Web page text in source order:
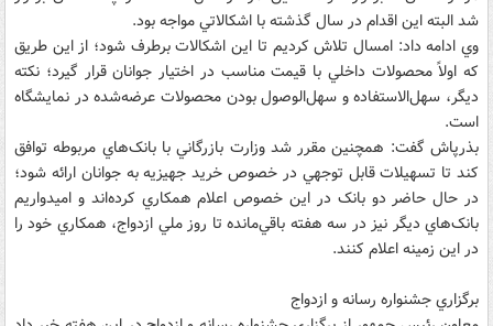
شد البته اين اقدام در سال گذشته با اشکالاتي مواجه بود.
وي ادامه داد: امسال تلاش کرديم تا اين اشکالات برطرف شود؛ از اين طريق
که اولاً محصولات داخلي با قيمت مناسب در اختيار جوانان قرار گيرد؛ نکته
ديگر، سهل‌الاستفاده و سهل‌الوصول بودن محصولات عرضه‌شده در نمايشگاه
است.
بذرپاش گفت: همچنين مقرر شد وزارت بازرگاني با بانک‌هاي مربوطه توافق
کند تا تسهيلات قابل توجهي در خصوص خريد جهيزيه به جوانان ارائه شود؛
در حال حاضر دو بانک‌ در اين خصوص اعلام همکاري کرده‌اند و اميدواريم
بانک‌هاي ديگر نيز در سه هفته باقي‌مانده تا روز ملي ازدواج، همکاري خود را
در اين زمينه اعلام کنند.
برگزاري جشنواره رسانه و ازدواج